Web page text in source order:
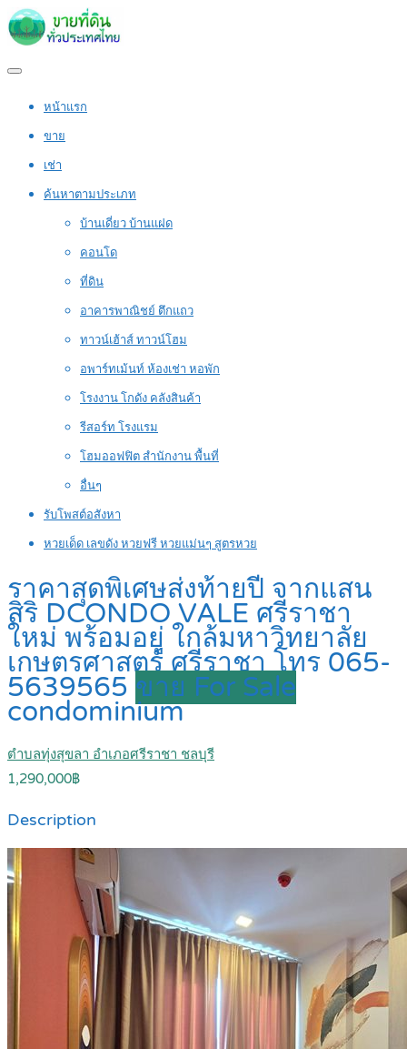
หน้าแรก
ขาย
เช่า
ค้นหาตามประเภท
บ้านเดี่ยว บ้านแฝด
คอนโด
ที่ดิน
อาคารพาณิชย์ ตึกแถว
ทาวน์เฮ้าส์ ทาวน์โฮม
อพาร์ทเม้นท์ ห้องเช่า หอพัก
โรงงาน โกดัง คลังสินค้า
รีสอร์ท โรงแรม
โฮมออฟฟิต สำนักงาน พื้นที่
อื่นๆ
รับโพสต์อสังหา
หวยเด็ด เลขดัง หวยฟรี หวยแม่นๆ สูตรหวย
ราคาสุดพิเศษส่งท้ายปี จากแสน
สิริ DCONDO VALE ศรีราชา
ใหม่ พร้อมอยู่ ใกล้มหาวิทยาลัย
เกษตรศาสตร์ ศรีราชา โทร 065-
5639565 ขาย For Sale
condominium
ตำบลทุ่งสุขลา อำเภอศรีราชา ชลบุรี
1,290,000฿
Description